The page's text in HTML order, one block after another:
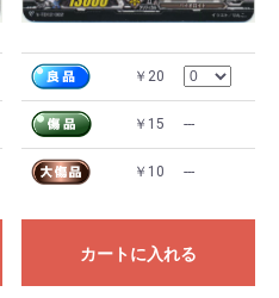
￥20
￥15 ---
￥10 ---
カートに入れる